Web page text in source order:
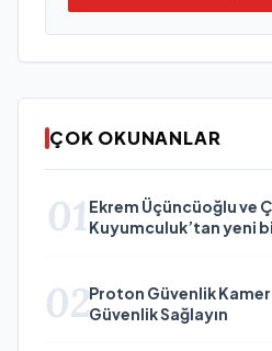
ÇOK OKUNANLAR
01 Ekrem Üçüncüoğlu ve
Kuyumculuk’tan yeni
02Proton Güvenlik
Güvenlik Sağlayın